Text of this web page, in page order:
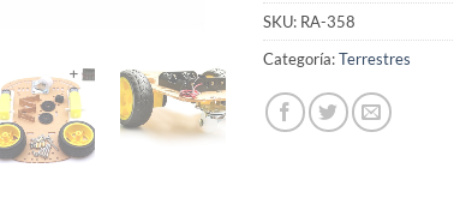
SKU: RA-358
Categoría:Terrestres